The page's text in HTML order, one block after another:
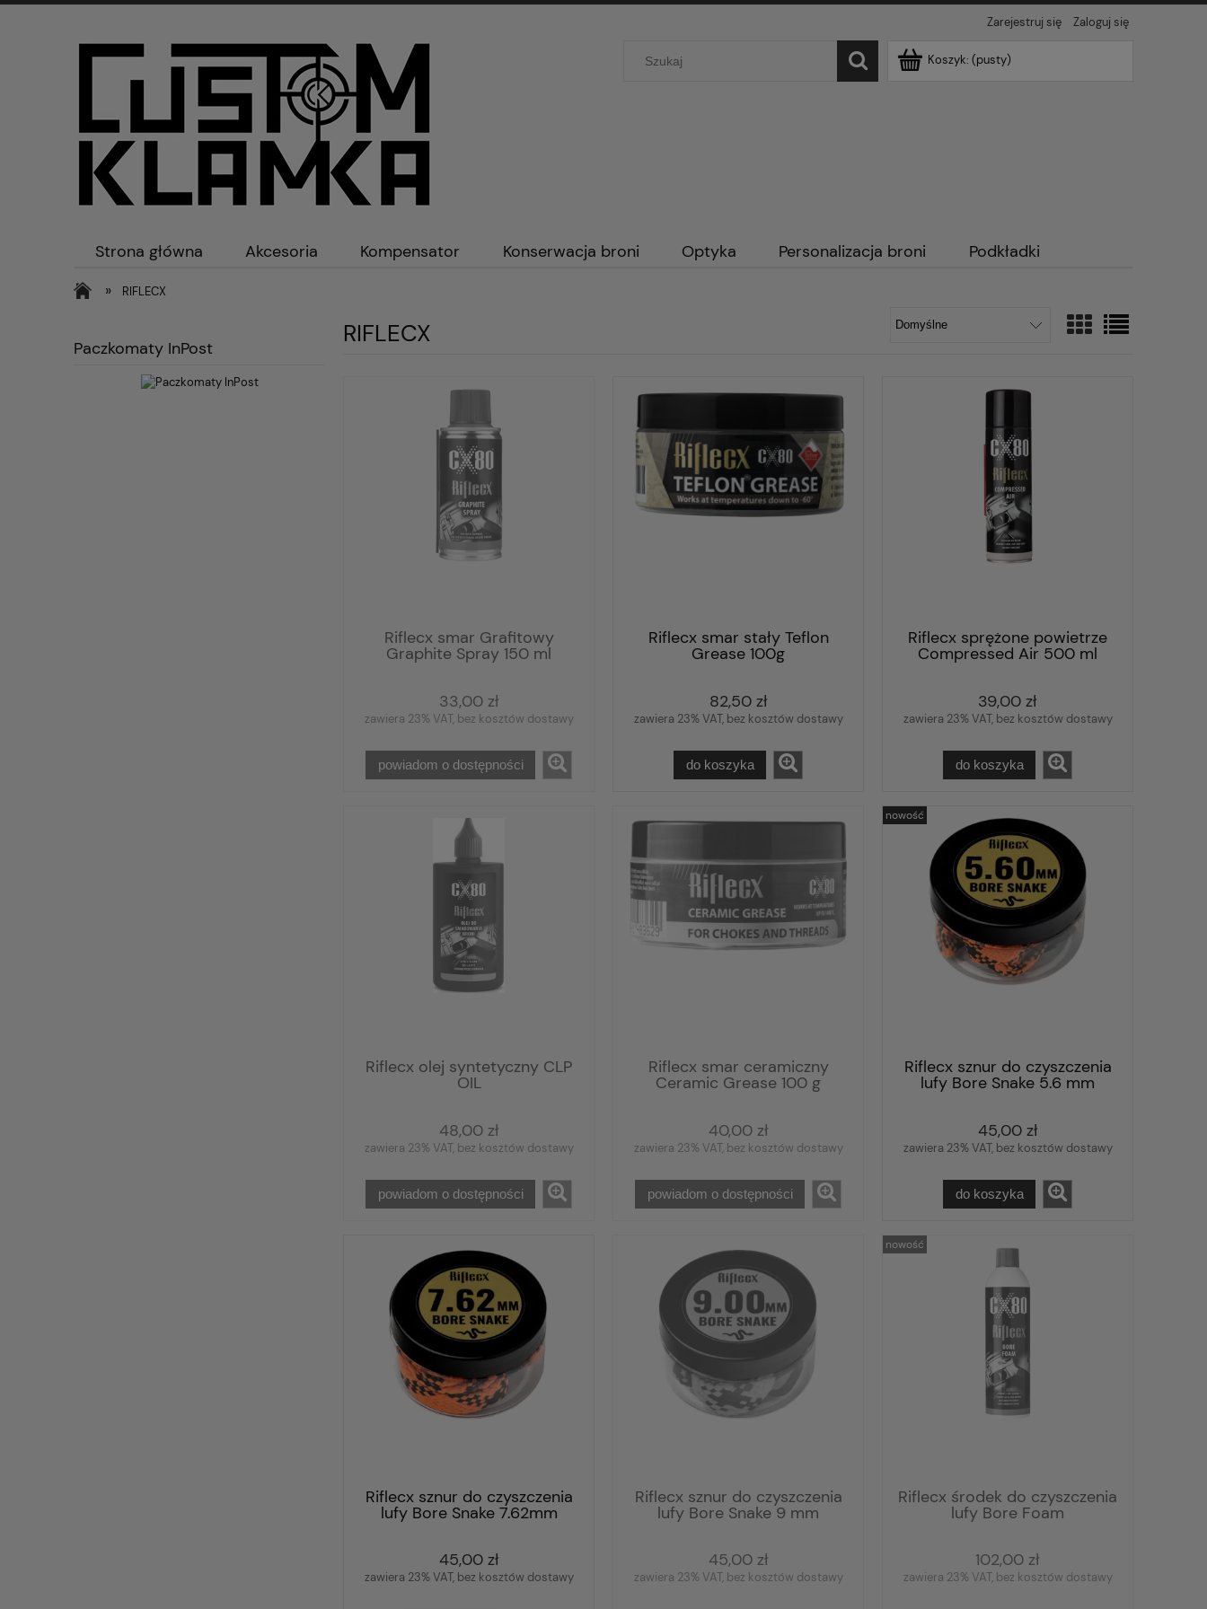
Zarejestruj się Zaloguj się
Koszyk: (pusty)
Strona główna Akcesoria Kompensator Konserwacja broni Optyka Personalizacja broni
Podkładki
Kontakt
» RIFLECX
Paczkomaty InPost RIFLECX
Riflecx smar Grafitowy
Graphite Spray 150 ml
33,00 zł
zawiera 23% VAT, bez kosztów dostawy
powiadom o dostępności
Riflecx smar stały Teflon
Grease 100g
82,50 zł
zawiera 23% VAT, bez kosztów dostawy
do koszyka
Riflecx sprężone powietrze
Compressed Air 500 ml
39,00 zł
zawiera 23% VAT, bez kosztów dostawy
do koszyka
Riflecx olej syntetyczny CLP
OIL
48,00 zł
zawiera 23% VAT, bez kosztów dostawy
powiadom o dostępności
Riflecx smar ceramiczny
Ceramic Grease 100 g
40,00 zł
zawiera 23% VAT, bez kosztów dostawy
powiadom o dostępności
Riflecx sznur do czyszczenia
lufy Bore Snake 5.6 mm
45,00 zł
zawiera 23% VAT, bez kosztów dostawy
do koszyka
nowość
Riflecx sznur do czyszczenia
lufy Bore Snake 7.62mm
45,00 zł
zawiera 23% VAT, bez kosztów dostawy
Riflecx sznur do czyszczenia
lufy Bore Snake 9 mm
45,00 zł
zawiera 23% VAT, bez kosztów dostawy
Riflecx środek do czyszczenia
lufy Bore Foam
102,00 zł
zawiera 23% VAT, bez kosztów dostawy
nowość